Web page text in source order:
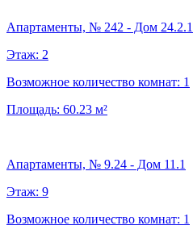
Апартаменты, № 242 - Дом 24.2.1
Этаж: 2
Возможное количество комнат: 1
Площадь: 60.23 м²
Апартаменты, № 9.24 - Дом 11.1
Этаж: 9
Возможное количество комнат: 1